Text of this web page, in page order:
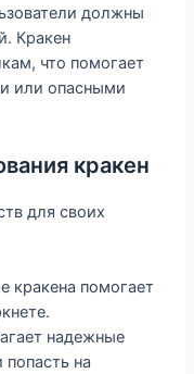
должны
Кракен
что помогает
или опасными
кракен
для своих
кракена помогает
надежные
на